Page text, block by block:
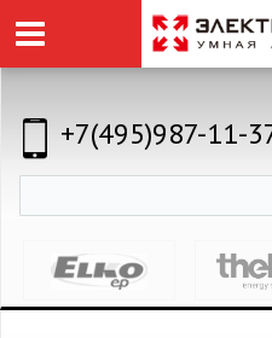
+7(495)987-11-